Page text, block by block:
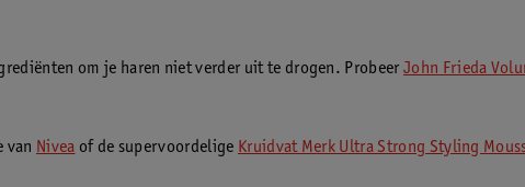
om je haren niet verder uit te drogen. Probeer John Frieda
van Nivea of de supervoordelige Kruidvat Merk Ultra Strong Styling